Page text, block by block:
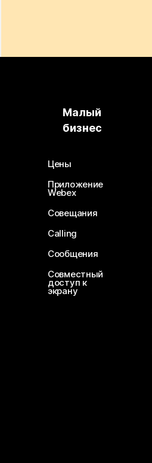
Малый
бизнес
Цены
Приложение
Webex
Совещания
Calling
Сообщения
Совместный
доступ к
экрану